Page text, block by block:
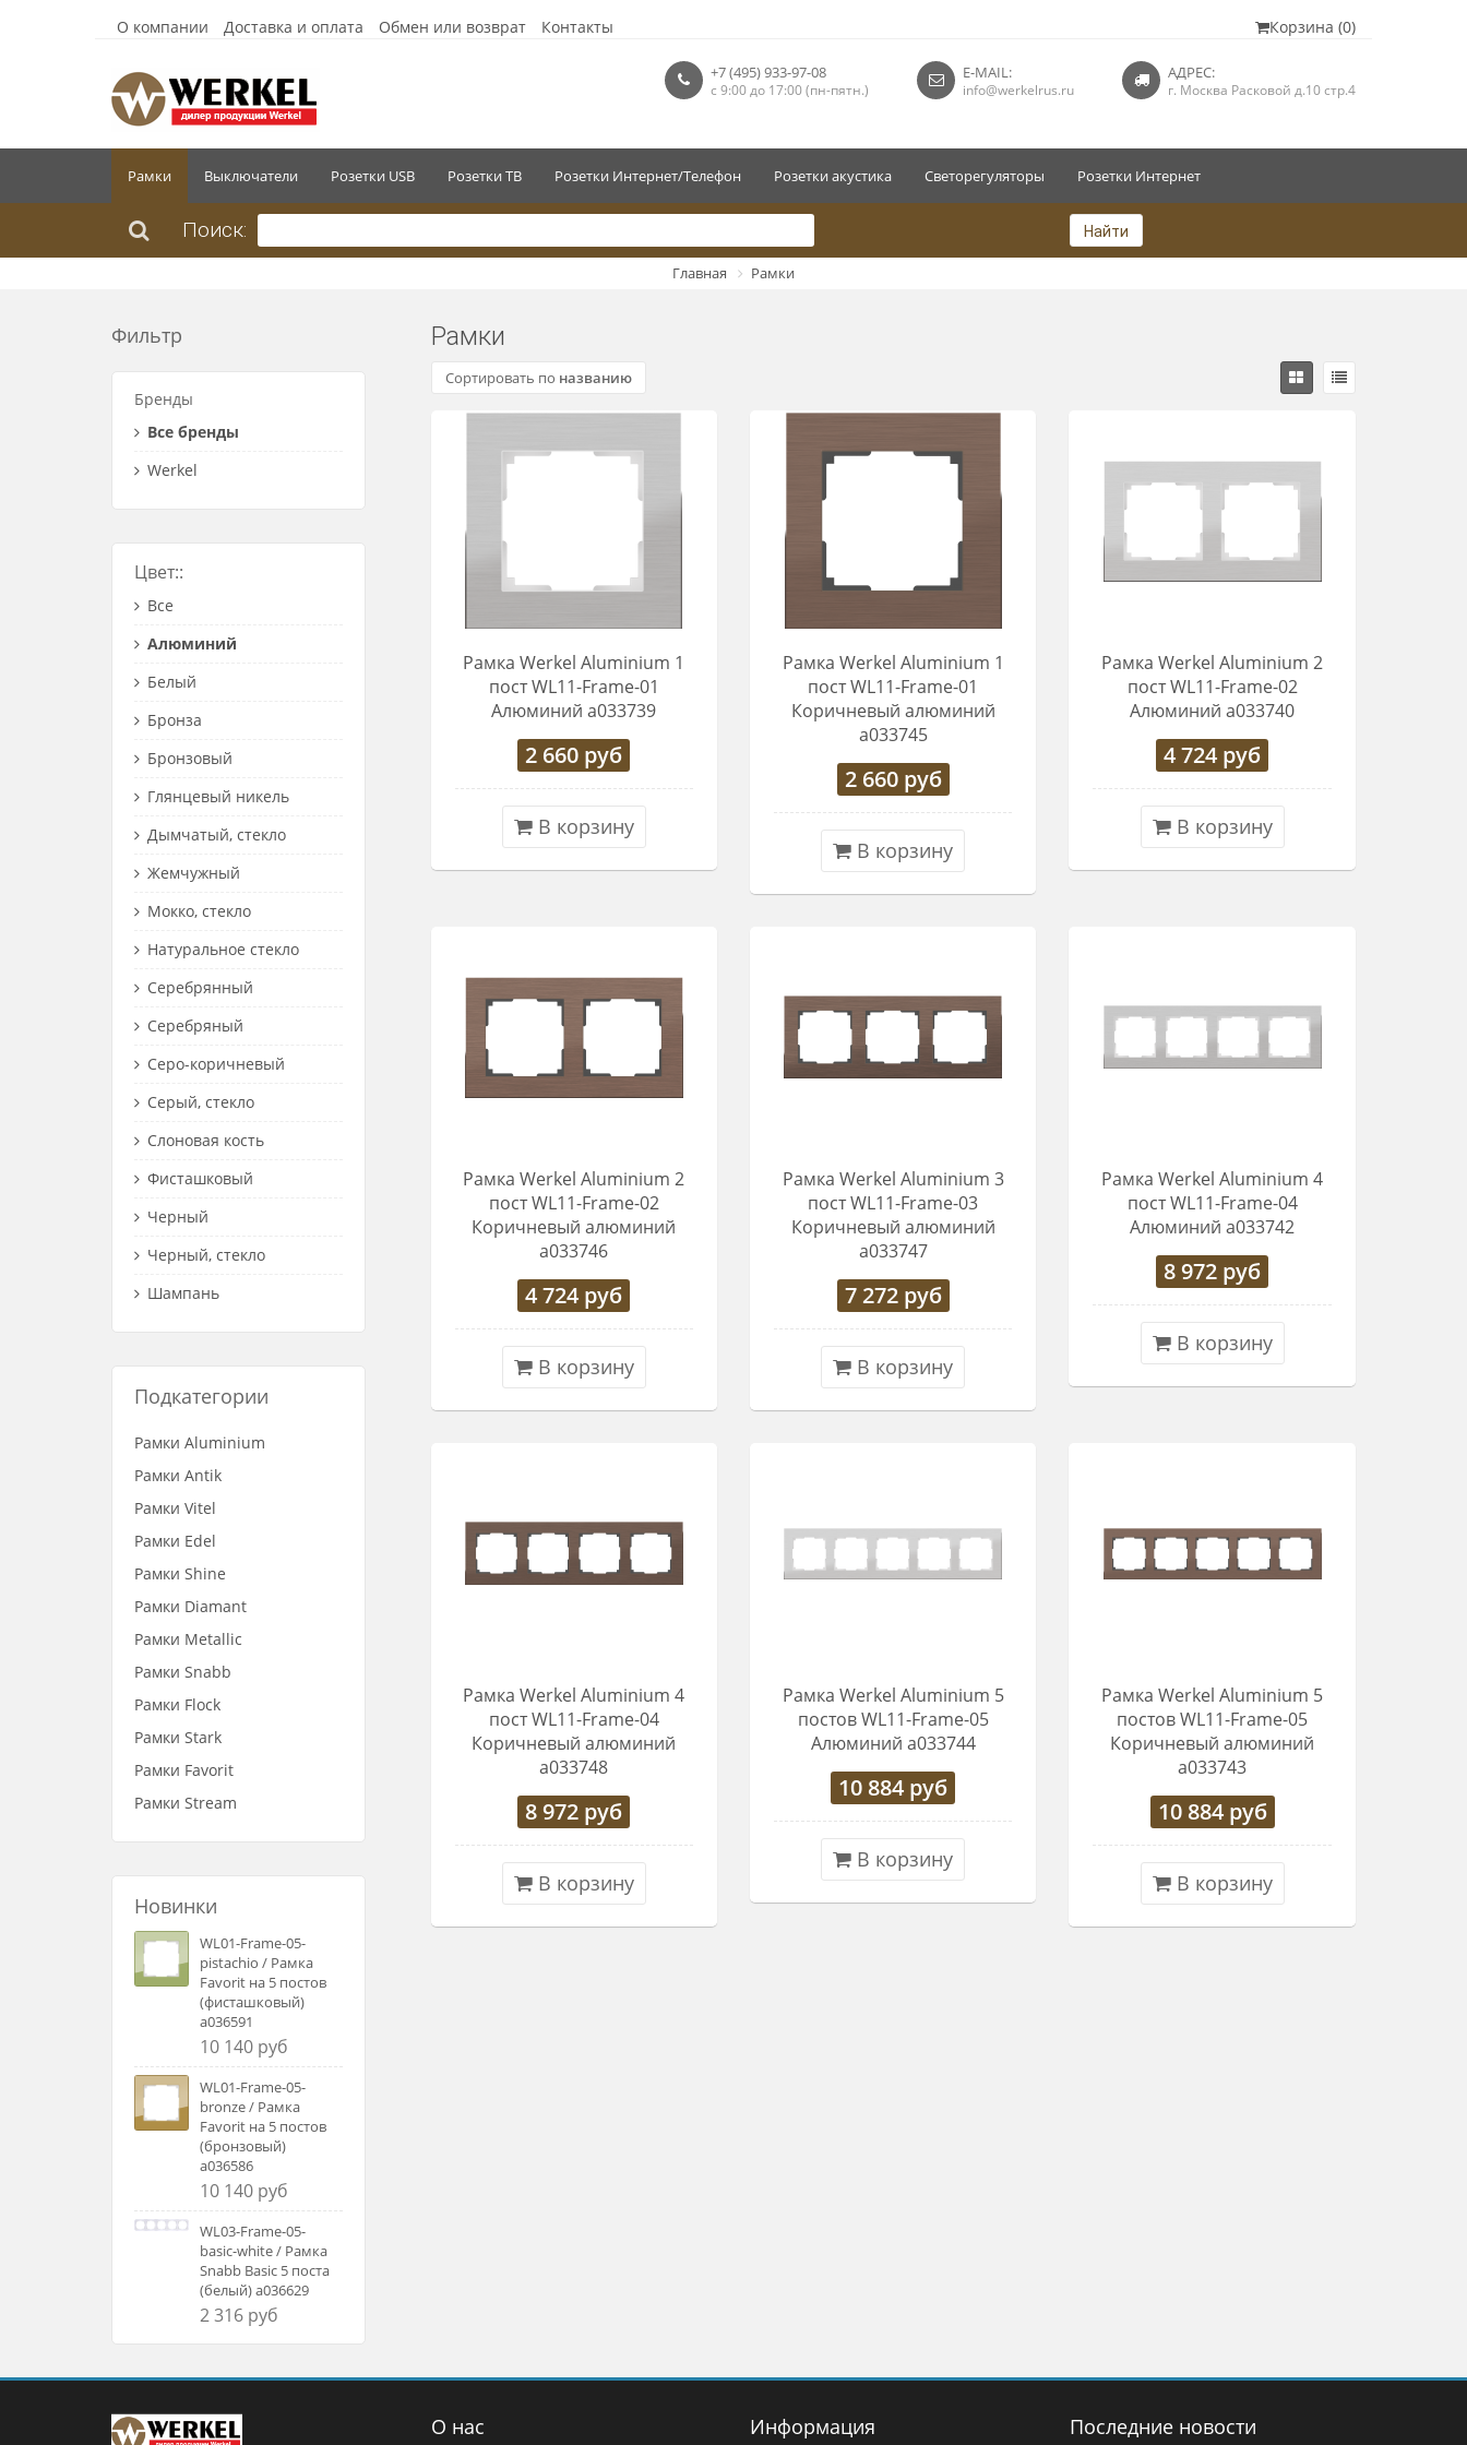
О компании Доставка и оплата Обмен или возврат Контакты Корзина (0)
+7 (495) 933-97-08
с 9:00 до 17:00 (пн-пятн.)
E-MAIL:
info@werkelrus.ru
АДРЕС:
г. Москва Расковой д.10 стр.4
Рамки Выключатели Розетки USB Розетки ТВ Розетки Интернет/Телефон Розетки акустика Светорегуляторы Розетки Интернет
Поиск: Найти
Главная Рамки
Фильтр
Бренды
Все бренды
Werkel
Цвет::
Все
Алюминий
Белый
Бронза
Бронзовый
Глянцевый никель
Дымчатый, стекло
Жемчужный
Мокко, стекло
Натуральное стекло
Серебрянный
Серебряный
Серо-коричневый
Серый, стекло
Слоновая кость
Фисташковый
Черный
Черный, стекло
Шампань
Подкатегории
Рамки Aluminium
Рамки Antik
Рамки Vitel
Рамки Edel
Рамки Shine
Рамки Diamant
Рамки Metallic
Рамки Snabb
Рамки Flock
Рамки Stark
Рамки Favorit
Рамки Stream
Новинки
WL01-Frame-05-
pistachio / Рамка
Favorit на 5 постов
(фисташковый)
a036591
10 140 руб
WL01-Frame-05-
bronze / Рамка
Favorit на 5 постов
(бронзовый)
a036586
10 140 руб
WL03-Frame-05-
basic-white / Рамка
Snabb Basic 5 поста
(белый) a036629
2 316 руб
Рамки
Сортировать по названию
Рамка Werkel Aluminium 1
пост WL11-Frame-01
Алюминий a033739
2 660 руб
В корзину
Рамка Werkel Aluminium 1
пост WL11-Frame-01
Коричневый алюминий
a033745
2 660руб
В корзину
Рамка Werkel Aluminium 2
пост WL11-Frame-02
Алюминий a033740
4 724 руб
В корзину
Рамка Werkel Aluminium 2
пост WL11-Frame-02
Коричневый алюминий
a033746
4 724 руб
В корзину
Рамка Werkel Aluminium 3
пост WL11-Frame-03
Коричневый алюминий
a033747
7 272руб
В корзину
Рамка Werkel Aluminium 4
пост WL11-Frame-04
Алюминий a033742
8 972 руб
В корзину
Рамка Werkel Aluminium 4
пост WL11-Frame-04
Коричневый алюминий
a033748
8 972 руб
В корзину
Рамка Werkel Aluminium 5
постов WL11-Frame-05
Алюминий a033744
10 884 руб
В корзину
Рамка Werkel Aluminium 5
постов WL11-Frame-05
Коричневый алюминий
a033743
10 884руб
В корзину
О нас Информация Последние новости